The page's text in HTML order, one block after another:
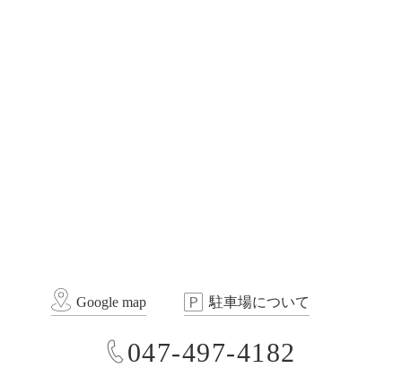
Google map 駐車場について
047-497-4182